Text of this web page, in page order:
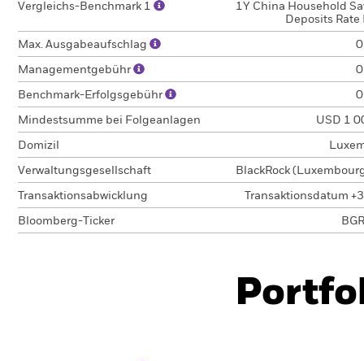
Vergleichs-Benchmark 1
1Y China Household
Deposits Rate
Max. Ausgabeaufschlag
Managementgebühr
Benchmark-Erfolgsgebühr
Mindestsumme bei Folgeanlagen USD 1
Domizil
Verwaltungsgesellschaft BlackRock
Transaktionsabwicklung Transaktionsdatum
Bloomberg-Ticker